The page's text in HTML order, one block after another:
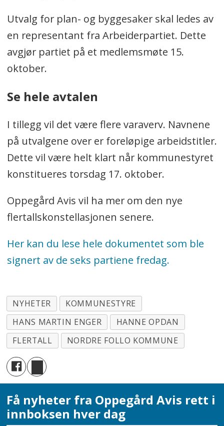
Utvalg for plan- og byggesaker skal ledes av
en representant fra Arbeiderpartiet. Dette
avgjør partiet på et medlemsmøte 15.
oktober.
Se hele avtalen
I tillegg vil det være flere varaverv. Navnene
på utvalgene over er foreløpige arbeidstitler.
Dette vil være helt klart når kommunestyret
konstitueres torsdag 17. oktober.
Oppegård Avis vil ha mer om den nye
flertallskonstellasjonen senere.
Her kan du lese hele dokumentet som ble
signert av de seks partiene fredag.
NYHETER
KOMMUNESTYRE
HANS MARTIN ENGER
HANNE OPDAN
FLERTALL
NORDRE FOLLO KOMMUNE
Få nyheter fra Oppegård Avis rett i
innboksen hver dag